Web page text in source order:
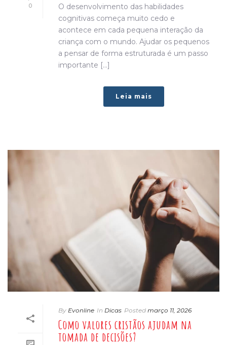
0
O desenvolvimento das habilidades
cognitivas começa muito cedo e
acontece em cada pequena interação da
criança com o mundo. Ajudar os pequenos
a pensar de forma estruturada é um passo
importante [...]
Leia mais
By Evonline In Dicas Posted março 11, 2026
Como valores cristãos ajudam na
tomada de decisões?